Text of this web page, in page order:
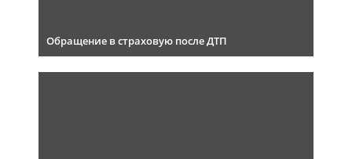
Обращение в страховую после ДТП